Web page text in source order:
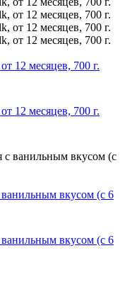
12 месяцев, 700 г.
12 месяцев, 700 г.
вкусом (с 6
вкусом (с 6